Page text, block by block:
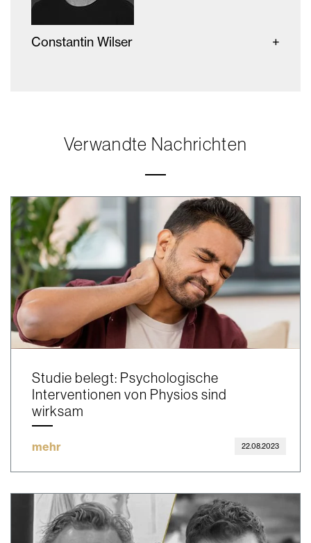
Constantin Wilser
Verwandte Nachrichten
Studie belegt: Psychologische
Interventionen von Physios sind
wirksam
mehr 22.08.2023